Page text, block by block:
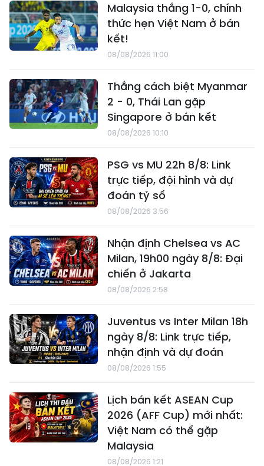
Malaysia thắng 1-0, chính
thức hẹn Việt Nam ở bán
kết!
08/08/2026 11:00
Thắng cách biệt Myanmar
2 - 0, Thái Lan gặp
Singapore ở bán kết
08/08/2026 10:10
PSG vs MU 22h 8/8: Link
trực tiếp, đội hình và dự
đoán tỷ số
08/08/2026 3:56
Nhận định Chelsea vs AC
Milan, 19h00 ngày 8/8: Đại
chiến ở Jakarta
08/08/2026 2:58
Juventus vs Inter Milan 18h
ngày 8/8: Link trực tiếp,
nhận định và dự đoán
08/08/2026 1:55
Lịch bán kết ASEAN Cup
2026 (AFF Cup) mới nhất:
Việt Nam có thể gặp
Malaysia
08/08/2026 1:21